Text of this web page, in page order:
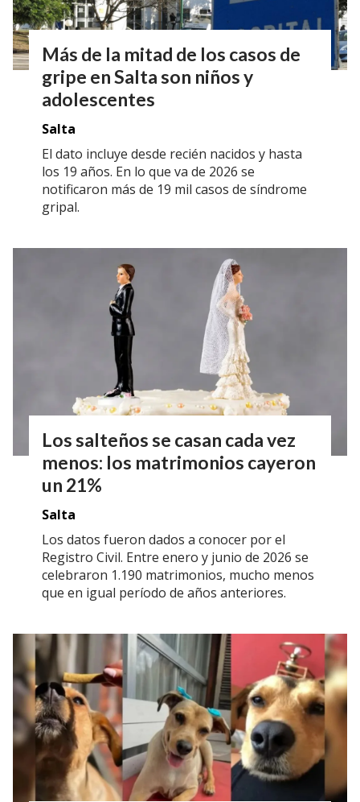
Más de la mitad de los casos de
gripe en Salta son niños y
adolescentes
Salta
El dato incluye desde recién nacidos y hasta
los 19 años. En lo que va de 2026 se
notificaron más de 19 mil casos de síndrome
gripal.
Los salteños se casan cada vez
menos: los matrimonios cayeron
un 21%
Salta
Los datos fueron dados a conocer por el
Registro Civil. Entre enero y junio de 2026 se
celebraron 1.190 matrimonios, mucho menos
que en igual período de años anteriores.